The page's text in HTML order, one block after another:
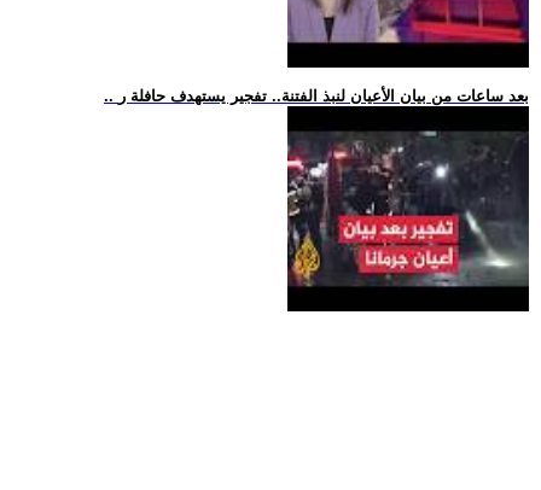
.. بعد ساعات من بيان الأعيان لنبذ الفتنة.. تفجير يستهدف حافلة ر